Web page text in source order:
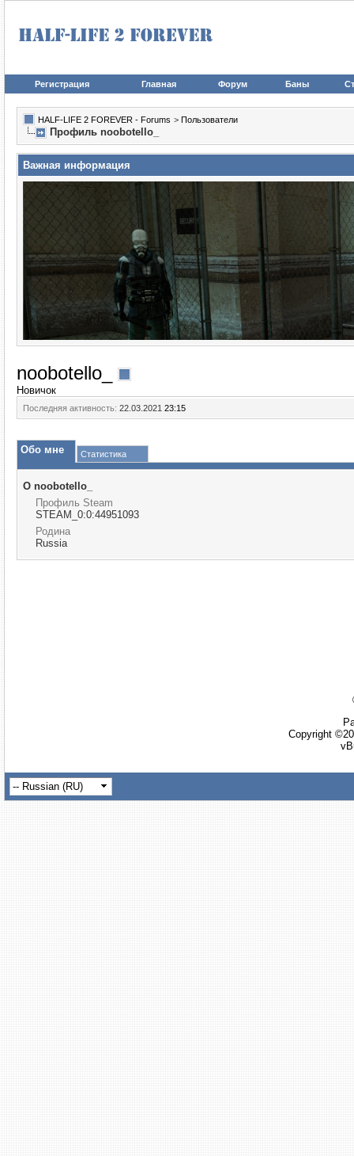
Регистрация Главная Форум Баны
HALF-LIFE 2 FOREVER - Forums > Пользователи
Профиль noobotello_
Важная информация
noobotello_
Новичок
Последняя активность: 22.03.2021 23:15
Обо мне Статистика
О noobotello_
Профиль Steam
STEAM_0:0:44951093
Родина
Russia
Copyright